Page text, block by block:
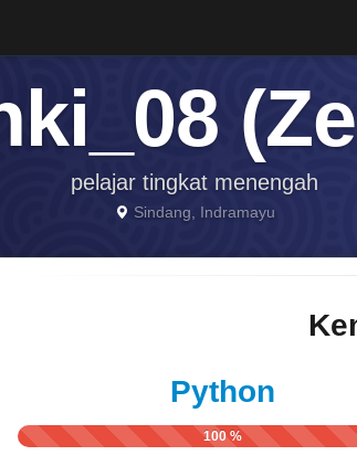
pelajar tingkat menengah
Sindang, Indramayu
Python
100 %